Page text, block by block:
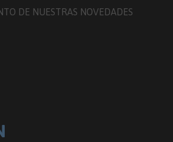
DE NUESTRAS NOVEDADES